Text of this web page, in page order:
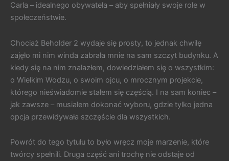
Carla – idealnego obywatela – aby spełniały swoje role w
społeczeństwie.
Chociaż Beholder 2 wydaje się prosty, to jednak chwilę
zajęło mi nim winda zabrała mnie na sam szczyt budynku. A
kiedy się na nim znalazłem, dowiedziałem się o wszystkim:
o Wielkim Wodzu, o swoim ojcu, o mrocznym projekcie,
którego nieświadomie stałem się częścią. I na sam koniec –
jak zawsze – musiałem dokonać wyboru, gdzie tylko jedna
opcja przewidywała szczęście dla wszystkich.
Powrót do tego tytułu to było wręcz moje marzenie, które
twórcy spełnili. Druga część ani trochę nie odstaje od